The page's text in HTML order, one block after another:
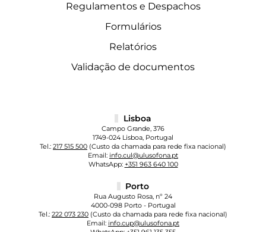
Regulamentos e Despachos
Formulários
Relatórios
Validação de documentos
Lisboa
Campo Grande, 376
1749-024 Lisboa, Portugal
Tel.: 217 515 500 (Custo da chamada para rede fixa nacional)
Email: info.cul@ulusofona.pt
WhatsApp: +351 963 640 100
Porto
Rua Augusto Rosa, nº 24
4000-098 Porto - Portugal
Tel.: 222 073 230 (Custo da chamada para rede fixa nacional)
Email: info.cup@ulusofona.pt